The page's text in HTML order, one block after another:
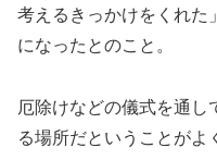
考えるきっかけをくれた
になったとのこと。
厄除けなどの儀式を通し
る場所だということがよ